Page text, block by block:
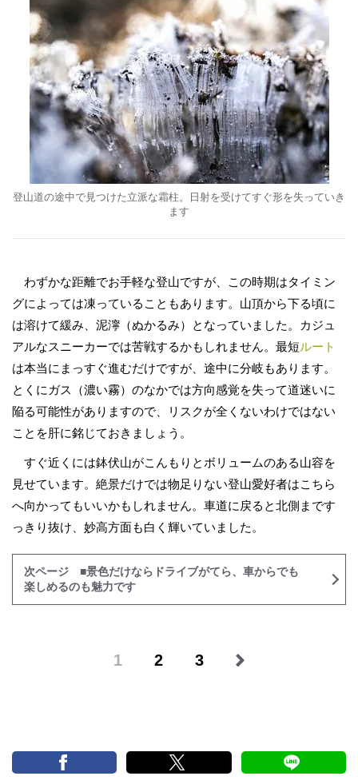
登山道の途中で見つけた立派な霜柱。日射を受けてすぐ形を失っていき
ます
わずかな距離でお手軽な登山ですが、この時期はタイミン
グによっては凍っていることもあります。山頂から下る頃に
は溶けて緩み、泥濘（ぬかるみ）となっていました。カジュ
アルなスニーカーでは苦戦するかもしれません。最短ルート
は本当にまっすぐ進むだけですが、途中に分岐もあります。
とくにガス（濃い霧）のなかでは方向感覚を失って道迷いに
陥る可能性がありますので、リスクが全くないわけではない
ことを肝に銘じておきましょう。
すぐ近くには鉢伏山がこんもりとボリュームのある山容を
見せています。絶景だけでは物足りない登山愛好者はこちら
へ向かってもいいかもしれません。車道に戻ると北側まです
っきり抜け、妙高方面も白く輝いていました。
次ページ ■景色だけならドライブがてら、車からでも
楽しめるのも魅力です
1 2 3